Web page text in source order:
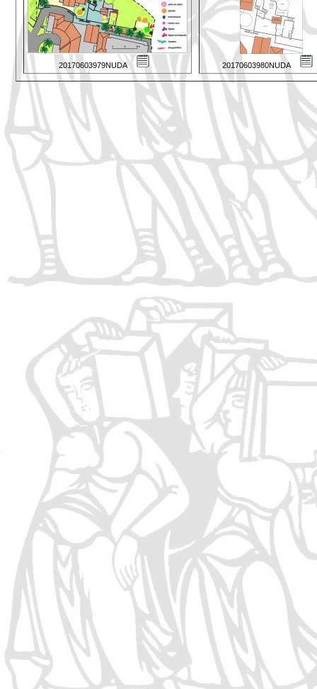
20170603979NUDA 20170603980NUDA